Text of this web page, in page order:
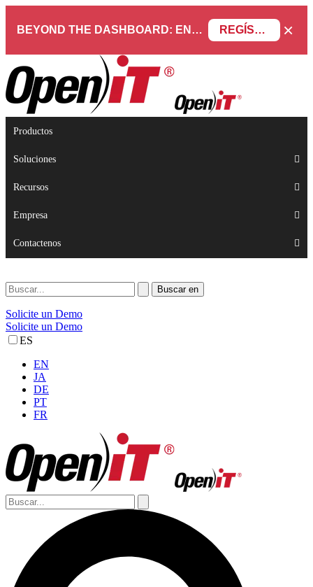
BEYOND THE DASHBOARD: ENGINEERING SOFTWARE IN SERVICENOW WEBINAR REGÍSTRESE AHORA ×
Productos
Soluciones
Recursos
Empresa
Contactenos
Solicite un Demo
Solicite un Demo
ES
EN
JA
DE
PT
FR